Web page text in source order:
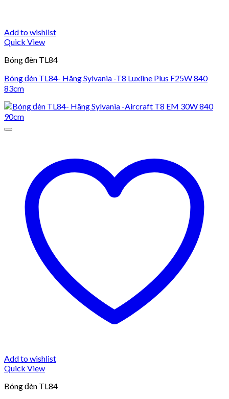
Add to wishlist
Quick View
Bóng đèn TL84
Bóng đèn TL84- Hãng Sylvania -T8 Luxline Plus F25W 840
83cm
Add to wishlist
Quick View
Bóng đèn TL84